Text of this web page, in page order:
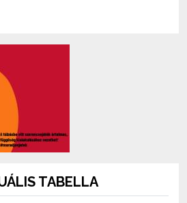
TABELLA